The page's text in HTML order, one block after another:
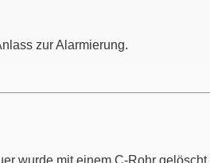
zur Alarmierung.
wurde mit einem C-Rohr gelöscht.